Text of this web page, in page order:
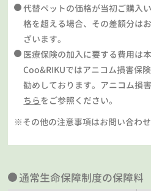
代替ペットの価格が当初ご購入
格を超える場合、その差額分は
ざいます。
医療保険の加入に要する費用は
Coo&RIKUではアニコム損害保
勧めしております。アニコム損
ちらをご参照ください。
※その他の注意事項はお問い合わ
通常生命保障制度の保障料